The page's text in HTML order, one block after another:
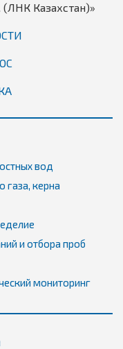
Казахстан)»
вод
газа, керна
и отбора проб
мониторинг